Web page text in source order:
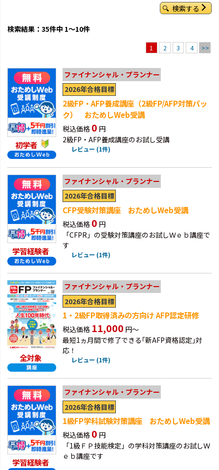
検索する
検索結果：35件中 1～10件
1 2 3 4 >>
初学者
ファイナンシャル・プランナー
2026年合格目標
2級FP・AFP養成講座（2級FP/AFP対策パッ
ク） おためしWeb受講
税込価格 0 円
2級FP・AFP養成講座のお試し受講
レビュー (1件)
学習経験者
ファイナンシャル・プランナー
2026年合格目標
CFP受験対策講座 おためしWeb受講
税込価格 0 円
「CFPR」の受験対策講座のお試しＷｅｂ講座で
す
レビュー (1件)
全対象
ファイナンシャル・プランナー
2026年合格目標
1・2級FP取得済みの方向け AFP認定研修
税込価格 11,000 円～
最短1ヵ月間で修了できる｢新AFP資格認定｣対
応！
レビュー (1件)
学習経験者
ファイナンシャル・プランナー
2026年合格目標
1級FP学科試験対策講座 おためしWeb受講
税込価格 0 円
「1級ＦＰ技能検定」の学科対策講座のお試しＷ
ｅｂ講座です